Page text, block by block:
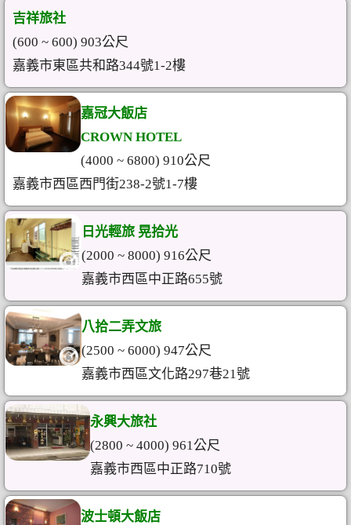
吉祥旅社
(600 ~ 600) 903公尺
嘉義市東區共和路344號1-2樓
嘉冠大飯店
CROWN HOTEL
(4000 ~ 6800) 910公尺
嘉義市西區西門街238-2號1-7樓
日光輕旅 晃拾光
(2000 ~ 8000) 916公尺
嘉義市西區中正路655號
八拾二弄文旅
(2500 ~ 6000) 947公尺
嘉義市西區文化路297巷21號
永興大旅社
(2800 ~ 4000) 961公尺
嘉義市西區中正路710號
波士頓大飯店